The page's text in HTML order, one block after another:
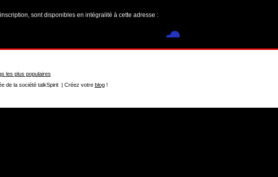
sont disponibles en intégralité à cette adresse :
les plus populaires
de la société talkSpirit | Créez votre blog!